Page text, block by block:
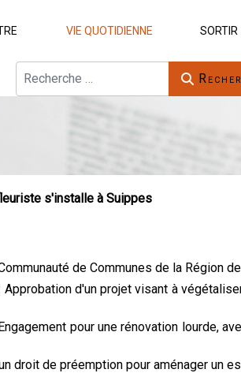
VIE QUOTIDIENNE SORTIR
s'installe à Suippes
de Communes de la Région
d'un projet visant à
pour une rénovation lourde,
droit de préemption pour aménager un